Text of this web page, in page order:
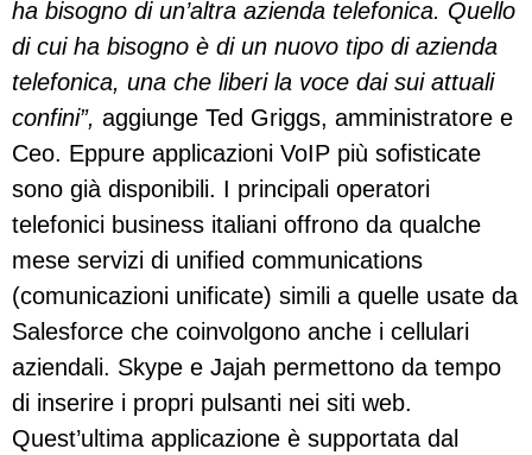
ha bisogno di un’altra azienda telefonica. Quello
di cui ha bisogno è di un nuovo tipo di azienda
telefonica, una che liberi la voce dai sui attuali
confini”, aggiunge Ted Griggs, amministratore e
Ceo. Eppure applicazioni VoIP più sofisticate
sono già disponibili. I principali operatori
telefonici business italiani offrono da qualche
mese servizi di unified communications
(comunicazioni unificate) simili a quelle usate da
Salesforce che coinvolgono anche i cellulari
aziendali. Skype e Jajah permettono da tempo
di inserire i propri pulsanti nei siti web.
Quest’ultima applicazione è supportata dal